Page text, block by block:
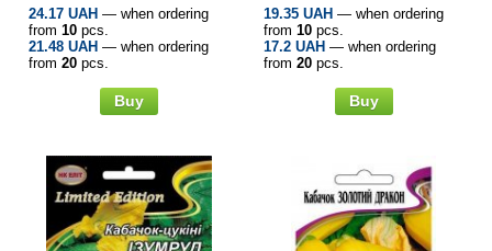
24.17 UAH — when ordering
from 10 pcs.
21.48 UAH — when ordering
from 20 pcs.
Buy
19.35 UAH — when ordering
from 10 pcs.
17.2 UAH — when ordering
from 20 pcs.
Buy